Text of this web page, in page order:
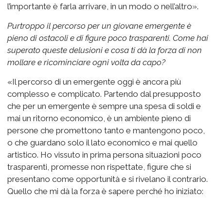
l’importante è farla arrivare, in un modo o nell’altro».
Purtroppo il percorso per un giovane emergente è
pieno di ostacoli e di figure poco trasparenti. Come hai
superato queste delusioni e cosa ti dà la forza di non
mollare e ricominciare ogni volta da capo?
«Il percorso di un emergente oggi è ancora più
complesso e complicato. Partendo dal presupposto
che per un emergente è sempre una spesa di soldi e
mai un ritorno economico, è un ambiente pieno di
persone che promettono tanto e mantengono poco,
o che guardano solo il lato economico e mai quello
artistico. Ho vissuto in prima persona situazioni poco
trasparenti, promesse non rispettate, figure che si
presentano come opportunità e si rivelano il contrario.
Quello che mi dà la forza è sapere perché ho iniziato: